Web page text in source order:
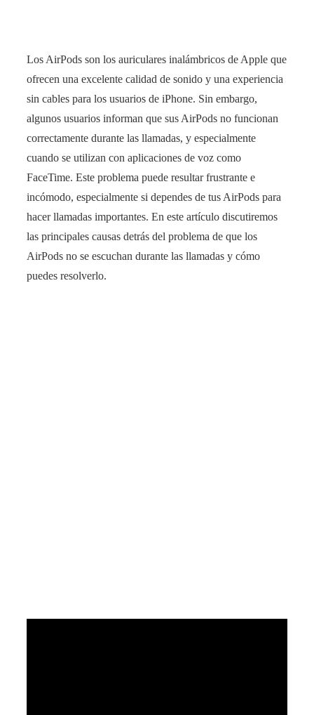
Los AirPods son los auriculares inalámbricos de Apple que
ofrecen una excelente calidad de sonido y una experiencia
sin cables para los usuarios de iPhone. Sin embargo,
algunos usuarios informan que sus AirPods no funcionan
correctamente durante las llamadas, y especialmente
cuando se utilizan con aplicaciones de voz como
FaceTime. Este problema puede resultar frustrante e
incómodo, especialmente si dependes de tus AirPods para
hacer llamadas importantes. En este artículo discutiremos
las principales causas detrás del problema de que los
AirPods no se escuchan durante las llamadas y cómo
puedes resolverlo.